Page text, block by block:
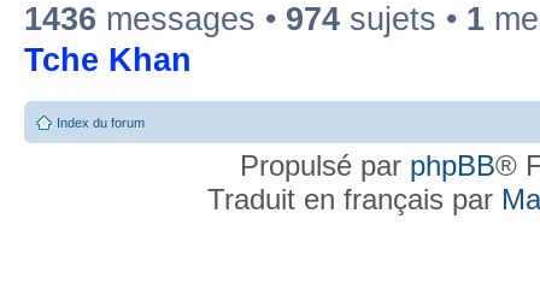
1436 messages • 974 sujets • 1
Tche Khan
Index du forum
Propulsé par phpBB®
Traduit en français par